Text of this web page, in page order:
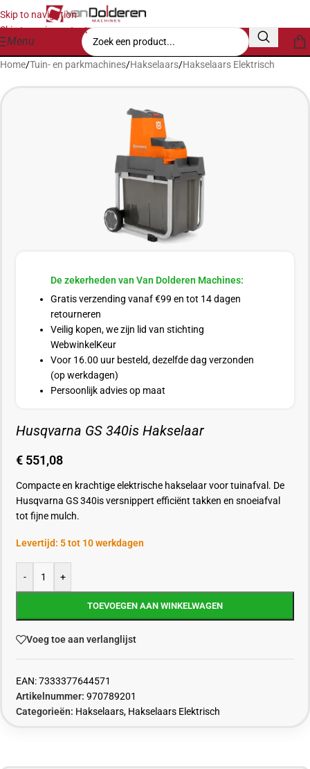
Skip to navigation
Skip to main content
Menu
Home/Tuin- en parkmachines/Hakselaars/Hakselaars Elektrisch
De zekerheden van Van Dolderen Machines:
Gratis verzending vanaf €99 en tot 14 dagen
retourneren
Veilig kopen, we zijn lid van stichting
WebwinkelKeur
Voor 16.00 uur besteld, dezelfde dag verzonden
(op werkdagen)
Persoonlijk advies op maat
Husqvarna GS 340is Hakselaar
€ 551,08
Compacte en krachtige elektrische hakselaar voor tuinafval. De
Husqvarna GS 340is versnippert efficiënt takken en snoeiafval
tot fijne mulch.
Levertijd: 5 tot 10 werkdagen
- +
TOEVOEGEN AAN WINKELWAGEN
Voeg toe aan verlanglijst
EAN:7333377644571
Artikelnummer: 970789201
Categorieën: Hakselaars, Hakselaars Elektrisch